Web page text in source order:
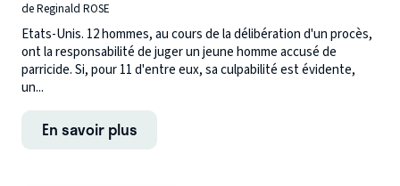
de Reginald ROSE
Etats-Unis. 12 hommes, au cours de la délibération d'un procès,
ont la responsabilité de juger un jeune homme accusé de
parricide. Si, pour 11 d'entre eux, sa culpabilité est évidente,
un...
En savoir plus